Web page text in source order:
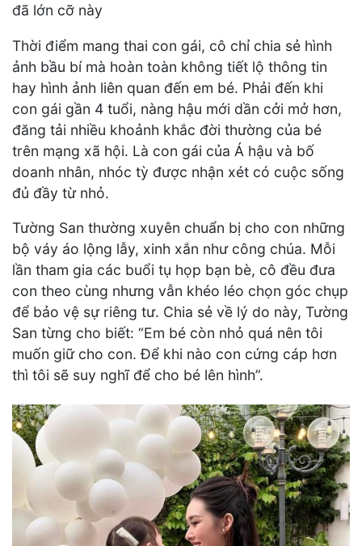
đã lớn cỡ này
Thời điểm mang thai con gái, cô chỉ chia sẻ hình
ảnh bầu bí mà hoàn toàn không tiết lộ thông tin
hay hình ảnh liên quan đến em bé. Phải đến khi
con gái gần 4 tuổi, nàng hậu mới dần cởi mở hơn,
đăng tải nhiều khoảnh khắc đời thường của bé
trên mạng xã hội. Là con gái của Á hậu và bố
doanh nhân, nhóc tỳ được nhận xét có cuộc sống
đủ đầy từ nhỏ.
Tường San thường xuyên chuẩn bị cho con những
bộ váy áo lộng lẫy, xinh xắn như công chúa. Mỗi
lần tham gia các buổi tụ họp bạn bè, cô đều đưa
con theo cùng nhưng vẫn khéo léo chọn góc chụp
để bảo vệ sự riêng tư. Chia sẻ về lý do này, Tường
San từng cho biết: “Em bé còn nhỏ quá nên tôi
muốn giữ cho con. Để khi nào con cứng cáp hơn
thì tôi sẽ suy nghĩ để cho bé lên hình”.